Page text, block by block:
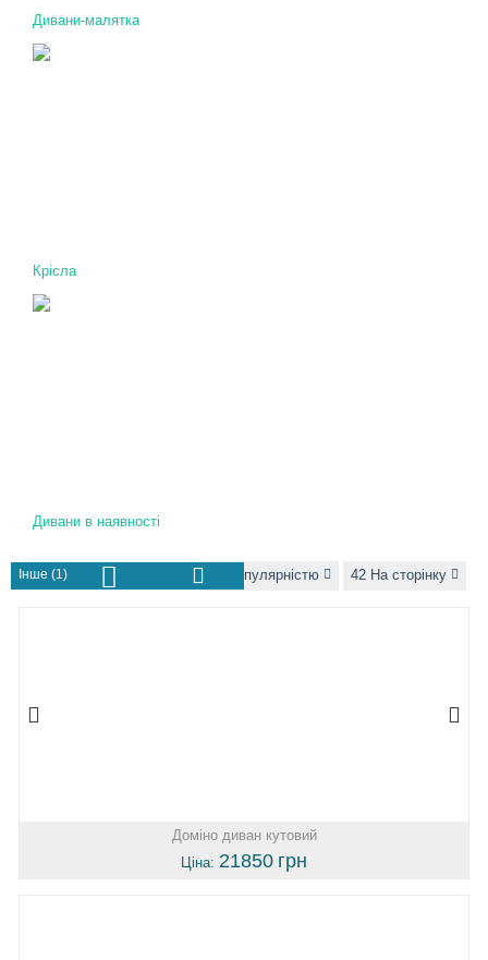
Дивани-малятка
Крісла
Дивани в наявності
Інше (1) За популярністю 42 На сторінку
Доміно диван кутовий
Ціна: 21850 грн